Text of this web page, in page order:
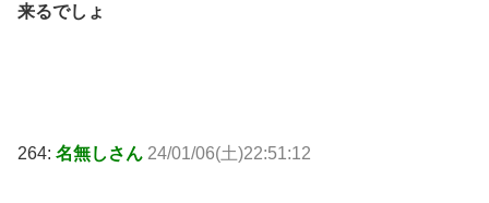
来るでしょ
264: 名無しさん 24/01/06(土)22:51:12